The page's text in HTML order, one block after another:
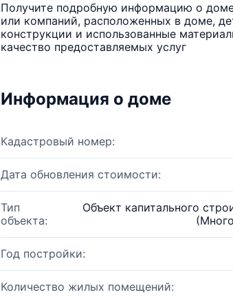
Получите подробную информацию о
или компаний, расположенных в доме,
конструкции и использованные
качество предоставляемых услуг
Информация о доме
Кадастровый номер:
Дата обновления стоимости:
Тип
объекта:
Объект капитального
Год постройки:
Количество жилых помещений: